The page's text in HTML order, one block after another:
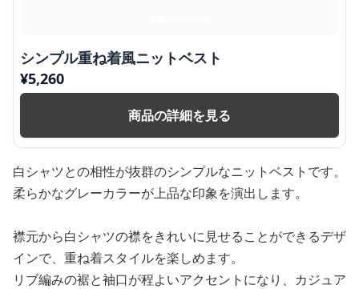
シンプル重ね着風ニットベスト
¥5,260
商品の詳細を見る
白シャツとの相性が抜群のシンプルなニットベストです。
柔らかなグレーカラーが上品な印象を演出します。
襟元から白シャツの襟をきれいに見せることができるデザ
インで、重ね着スタイルを楽しめます。
リブ編みの裾と袖口が程よいアクセントになり、カジュア